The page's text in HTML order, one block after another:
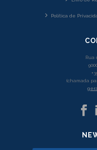
Política de
Rua
(chamada